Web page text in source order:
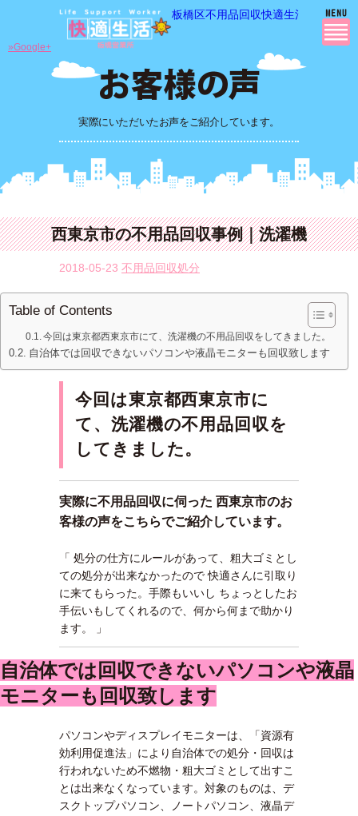
板橋区不用品回収快適生活の 不用
実際にいただいたお声をご紹介しています。
»Google+
西東京市の不用品回収事例｜洗濯機
2018-05-23 不用品回収処分
Table of Contents
今回は東京都西東京市にて、洗濯機の不用品回収をしてきました。
自治体では回収できないパソコンや液晶モニターも回収致します
今回は東京都西東京市に
て、洗濯機の不用品回収を
してきました。
実際に不用品回収に伺った 西東京市のお
客様の声をこちらでご紹介しています。
「 処分の仕方にルールがあって、粗大ゴミとし
ての処分が出来なかったので 快適さんに引取り
に来てもらった。手際もいいし ちょっとしたお
手伝いもしてくれるので、何から何まで助かり
ます。 」
自治体では回収できないパソコンや液晶
モニターも回収致します
パソコンやディスプレイモニターは、「資源有
効利用促進法」により自治体での処分・回収は
行われないため不燃物・粗大ゴミとして出すこ
とは出来なくなっています。対象のものは、デ
スクトップパソコン、ノートパソコン、液晶デ